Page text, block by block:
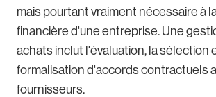
mais pourtant vraiment nécessaire à
financière d'une entreprise. Une
achats inclut l'évaluation, la sélection
formalisation d'accords contractuels
fournisseurs.